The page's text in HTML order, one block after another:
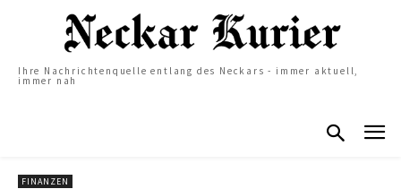
Ihre Nachrichtenquelle entlang des Neckars - immer aktuell,
immer nah
FINANZEN